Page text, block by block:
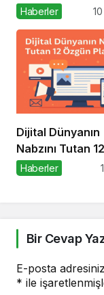
Haberler
Dijital Dünyanın
Nabzını Tutan 12
Özgün Platform
Haberler
Bir Cevap
E-posta
* ile